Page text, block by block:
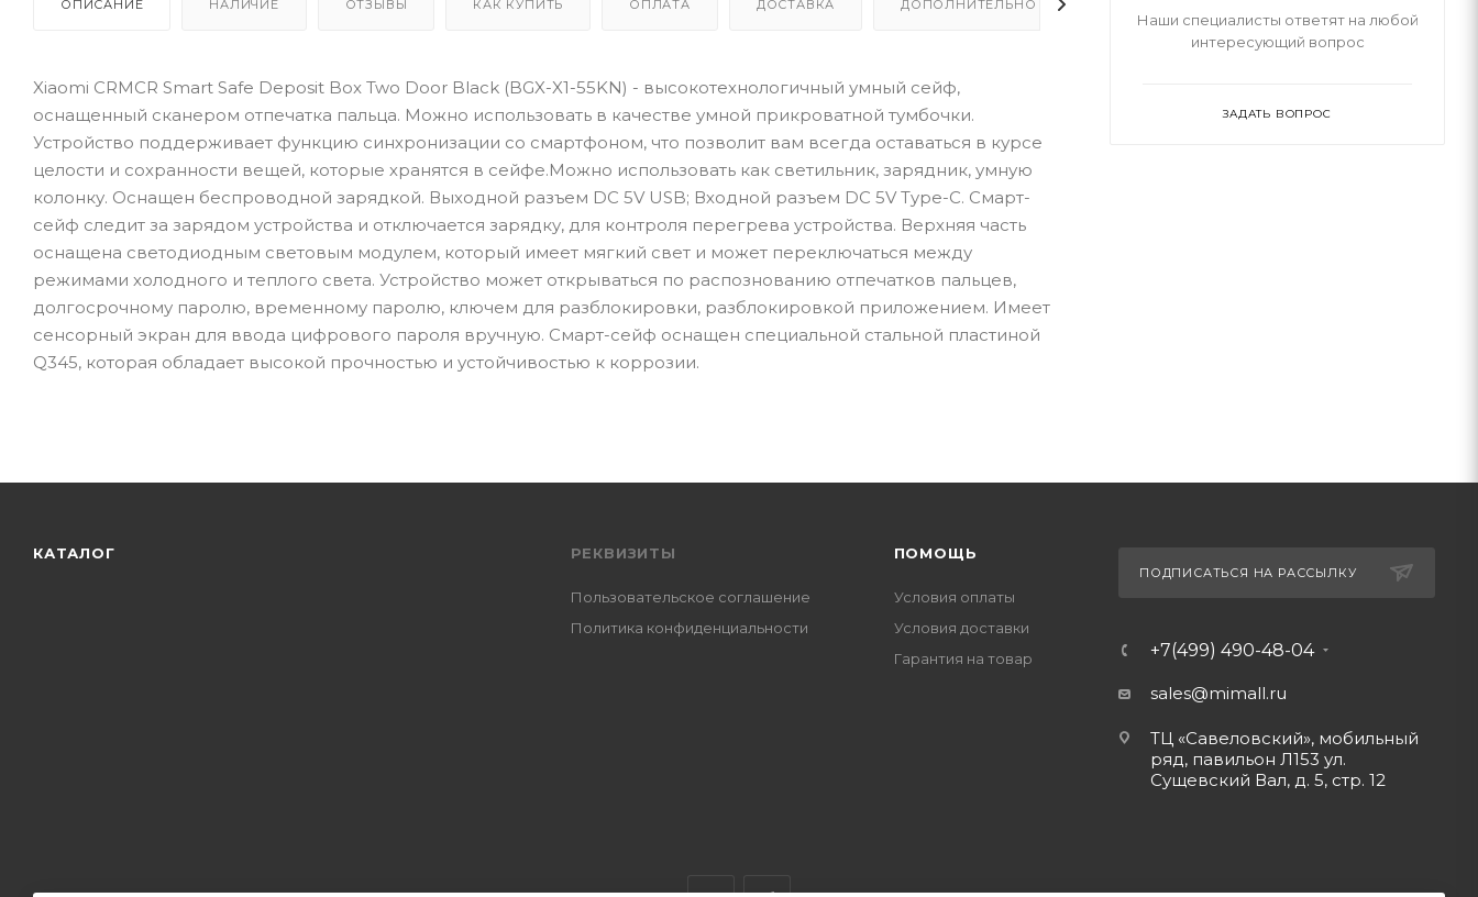
ОПИСАНИЕ НАЛИЧИЕ ОТЗЫВЫ КАК КУПИТЬ ОПЛАТА ДОСТАВКА ДОПОЛНИТЕЛЬНО
Xiaomi CRMCR Smart Safe Deposit Box Two Door Black (BGX-X1-55KN) - высокотехнологичный умный сейф,
оснащенный сканером отпечатка пальца. Можно использовать в качестве умной прикроватной тумбочки.
Устройство поддерживает функцию синхронизации со смартфоном, что позволит вам всегда оставаться в курсе
целости и сохранности вещей, которые хранятся в сейфе.Можно использовать как светильник, зарядник, умную
колонку. Оснащен беспроводной зарядкой. Выходной разъем DC 5V USB; Входной разъем DC 5V Type-C. Смарт-
сейф следит за зарядом устройства и отключается зарядку, для контроля перегрева устройства. Верхняя часть
оснащена светодиодным световым модулем, который имеет мягкий свет и может переключаться между
режимами холодного и теплого света. Устройство может открываться по распознованию отпечатков пальцев,
долгосрочному паролю, временному паролю, ключем для разблокировки, разблокировкой приложением. Имеет
сенсорный экран для ввода цифрового пароля вручную. Смарт-сейф оснащен специальной стальной пластиной
Q345, которая обладает высокой прочностью и устойчивостью к коррозии.
Наши специалисты ответят на любой
интересующий вопрос
ЗАДАТЬ ВОПРОС
КАТАЛОГ РЕКВИЗИТЫ
Пользовательское соглашение
Политика конфиденциальности
ПОМОЩЬ
Условия оплаты
Условия доставки
Гарантия на товар
ПОДПИСАТЬСЯ НА РАССЫЛКУ
+7(499) 490-48-04
sales@mimall.ru
ТЦ «Савеловский», мобильный
ряд, павильон Л153 ул.
Сущевский Вал, д. 5, стр. 12